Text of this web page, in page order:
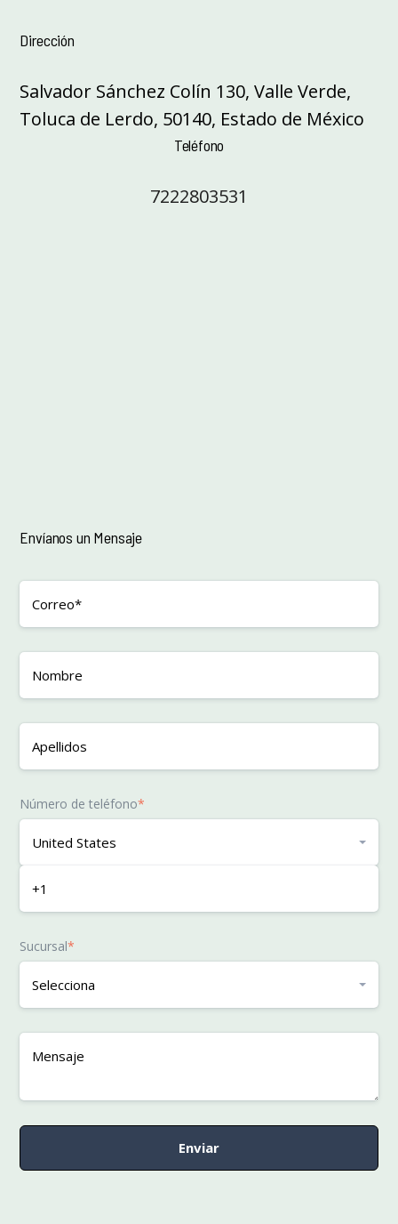
Dirección
Salvador Sánchez Colín 130, Valle Verde,
Toluca de Lerdo, 50140, Estado de México
Teléfono
7222803531
Envíanos un Mensaje
Número de teléfono*
Sucursal*